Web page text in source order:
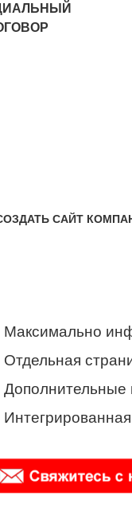
САЙТ
Максимально
Отдельная
Дополнительные